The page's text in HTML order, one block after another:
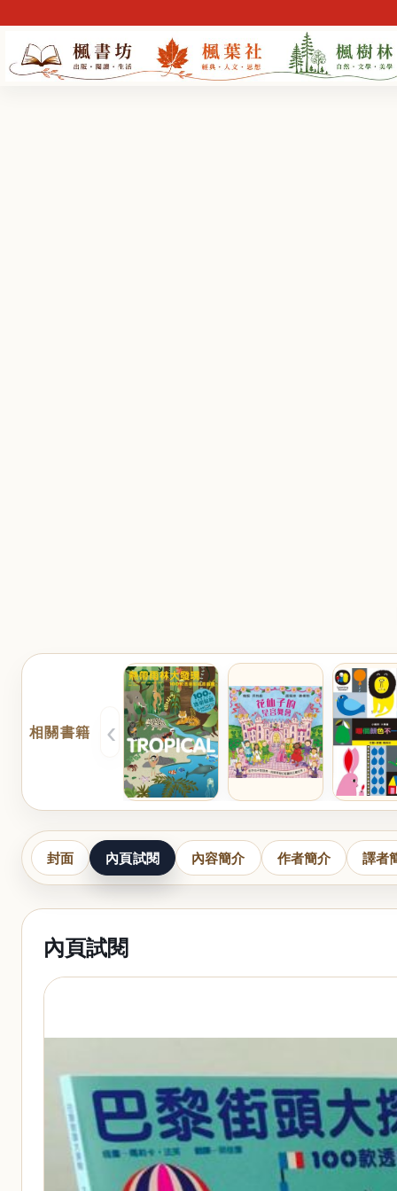
相關書籍 ‹
封面 內頁試閱 內容簡介 作者簡介 譯者
內頁試閱